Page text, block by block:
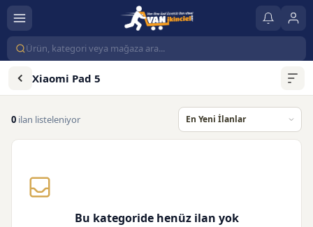
Xiaomi Pad 5
0 ilan listeleniyor
Bu kategoride henüz ilan yok